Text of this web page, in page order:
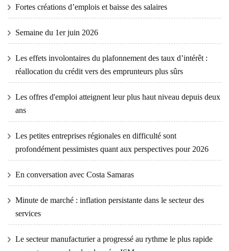
Fortes créations d’emplois et baisse des salaires
Semaine du 1er juin 2026
Les effets involontaires du plafonnement des taux d’intérêt :
réallocation du crédit vers des emprunteurs plus sûrs
Les offres d'emploi atteignent leur plus haut niveau depuis deux
ans
Les petites entreprises régionales en difficulté sont
profondément pessimistes quant aux perspectives pour 2026
En conversation avec Costa Samaras
Minute de marché : inflation persistante dans le secteur des
services
Le secteur manufacturier a progressé au rythme le plus rapide